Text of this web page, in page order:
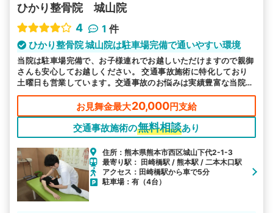
ひかり整骨院 城山院
4
1 件
ひかり整骨院 城山院は駐車場完備で通いやすい環境
当院は駐車場完備で、お子様連れでお越しいただけますので親御
さんも安心してお越しください。 交通事故施術に特化しており
土曜日も営業しています。交通事故のお悩みは実績豊富な当院へ
お任せください。
お見舞金最大20,000円支給
交通事故施術の無料相談あり
住所：熊本県熊本市西区城山下代2-1-3
最寄り駅： 田崎橋駅 / 熊本駅 / 二本木口駅
アクセス：田崎橋駅から車で5分
駐車場：有（4台）